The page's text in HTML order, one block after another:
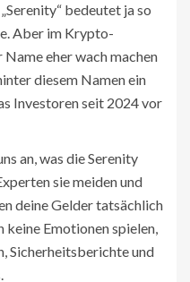
bedeutet ja so
Aber im Krypto-
eher wach machen
diesem Namen ein
Investoren seit 2024 vor
an, was die Serenity
sie meiden und
deine Gelder tatsächlich
keine Emotionen spielen,
Sicherheitsberichte und